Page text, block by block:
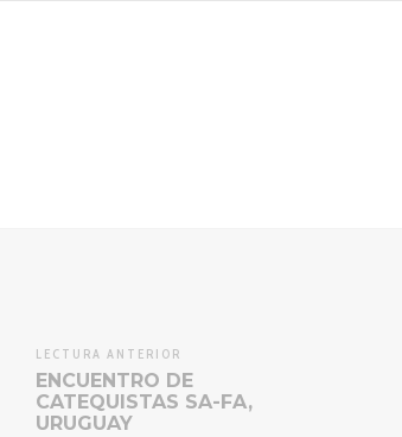
LECTURA ANTERIOR
ENCUENTRO DE
CATEQUISTAS SA-FA,
URUGUAY